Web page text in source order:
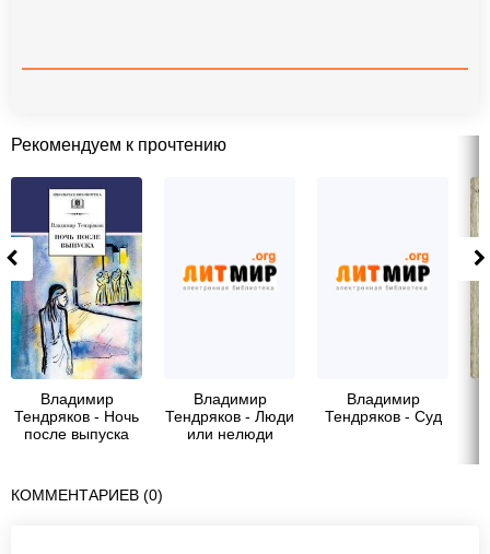
Рекомендуем к прочтению
Владимир
Тендряков - Ночь
после выпуска
Владимир
Тендряков - Люди
или нелюди
Владимир
Тендряков - Суд
КОММЕНТАРИЕВ (0)